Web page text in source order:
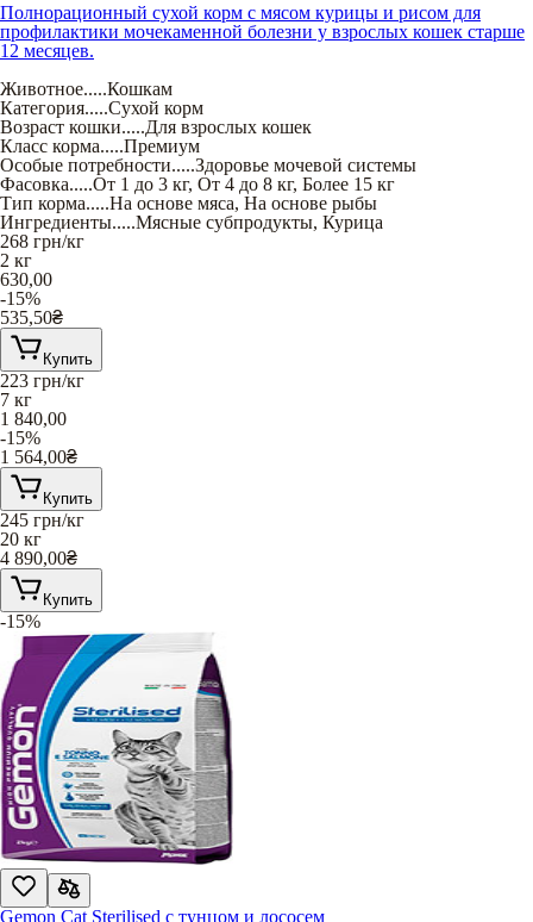
Полнорационный сухой корм с мясом курицы и рисом для
профилактики мочекаменной болезни у взрослых кошек старше
12 месяцев.
Животное.....Кошкам
Категория.....Сухой корм
Возраст кошки.....Для взрослых кошек
Класс корма.....Премиум
Особые потребности.....Здоровье мочевой системы
Фасовка.....От 1 до 3 кг, От 4 до 8 кг, Более 15 кг
Тип корма.....На основе мяса, На основе рыбы
Ингредиенты.....Мясные субпродукты, Курица
268 грн/кг
2 кг
630,00
-15%
535,50₴
Купить
223 грн/кг
7 кг
1 840,00
-15%
1 564,00₴
Купить
245 грн/кг
20 кг
4 890,00₴
Купить
-15%
Gemon Cat Sterilised с тунцом и лососем